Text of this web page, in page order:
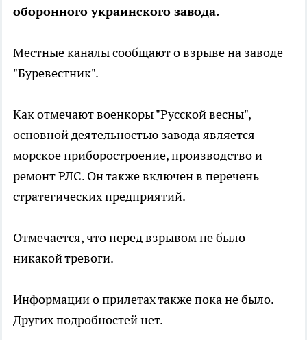
оборонного украинского завода.
Местные каналы сообщают о взрыве на заводе
"Буревестник".
Как отмечают военкоры "Русской весны",
основной деятельностью завода является
морское приборостроение, производство и
ремонт РЛС. Он также включен в перечень
стратегических предприятий.
Отмечается, что перед взрывом не было
никакой тревоги.
Информации о прилетах также пока не было.
Других подробностей нет.